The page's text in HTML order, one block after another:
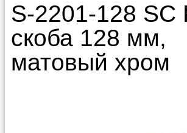
S-2201-128 SC
скоба 128 мм,
матовый хром